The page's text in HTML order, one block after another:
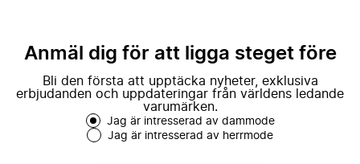
Anmäl dig för att ligga steget före
Bli den första att upptäcka nyheter, exklusiva
erbjudanden och uppdateringar från världens ledande
varumärken.
Jag är intresserad av dammode
Jag är intresserad av herrmode